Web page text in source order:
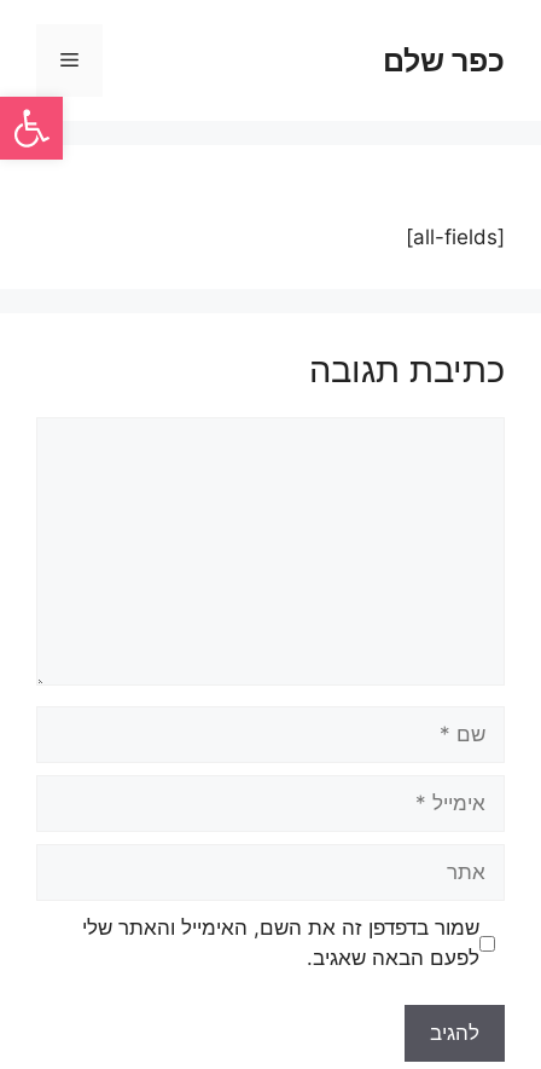
פתח
כפר שלם
[all-fields]
כתיבת תגובה
שמור בדפדפן זה את השם, האימייל והאתר שלי
לפעם הבאה שאגיב.